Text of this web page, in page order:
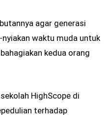
agar generasi
waktu muda untuk
kedua orang
HighScope di
terhadap